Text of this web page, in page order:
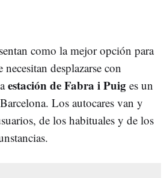
como la mejor opción para
desplazarse con
estación de Fabra i Puig es un
Los autocares van y
de los habituales y de los